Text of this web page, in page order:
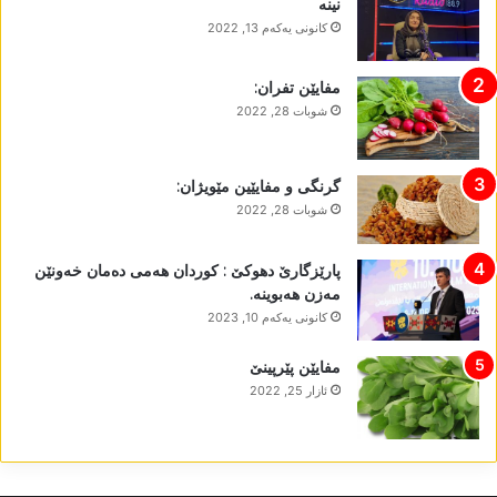
نینە
كانونی یه‌كه‌م 13, 2022
مفایێن تفران:
شوبات 28, 2022
گرنگی و مفایێین مێویژان:
شوبات 28, 2022
پارێزگارێ دھوکێ : کوردان ھەمی دەمان خەونێن
مەزن ھەبوینە.
كانونی یه‌كه‌م 10, 2023
مفایێن پێرپینێ
ئازار 25, 2022